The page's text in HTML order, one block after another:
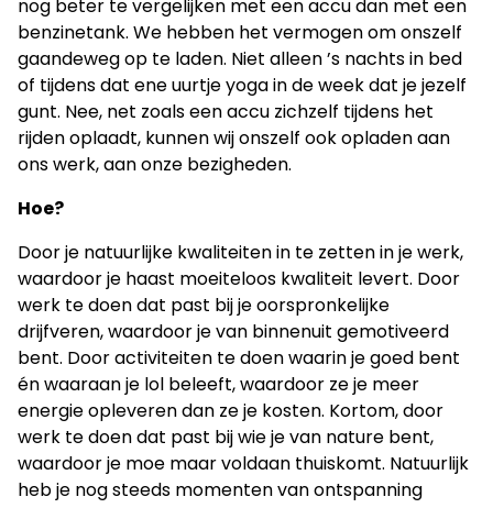
nog beter te vergelijken met een accu dan met een
benzinetank. We hebben het vermogen om onszelf
gaandeweg op te laden. Niet alleen ’s nachts in bed
of tijdens dat ene uurtje yoga in de week dat je jezelf
gunt. Nee, net zoals een accu zichzelf tijdens het
rijden oplaadt, kunnen wij onszelf ook opladen aan
ons werk, aan onze bezigheden.
Hoe?
Door je natuurlijke kwaliteiten in te zetten in je werk,
waardoor je haast moeiteloos kwaliteit levert. Door
werk te doen dat past bij je oorspronkelijke
drijfveren, waardoor je van binnenuit gemotiveerd
bent. Door activiteiten te doen waarin je goed bent
én waaraan je lol beleeft, waardoor ze je meer
energie opleveren dan ze je kosten. Kortom, door
werk te doen dat past bij wie je van nature bent,
waardoor je moe maar voldaan thuiskomt. Natuurlijk
heb je nog steeds momenten van ontspanning